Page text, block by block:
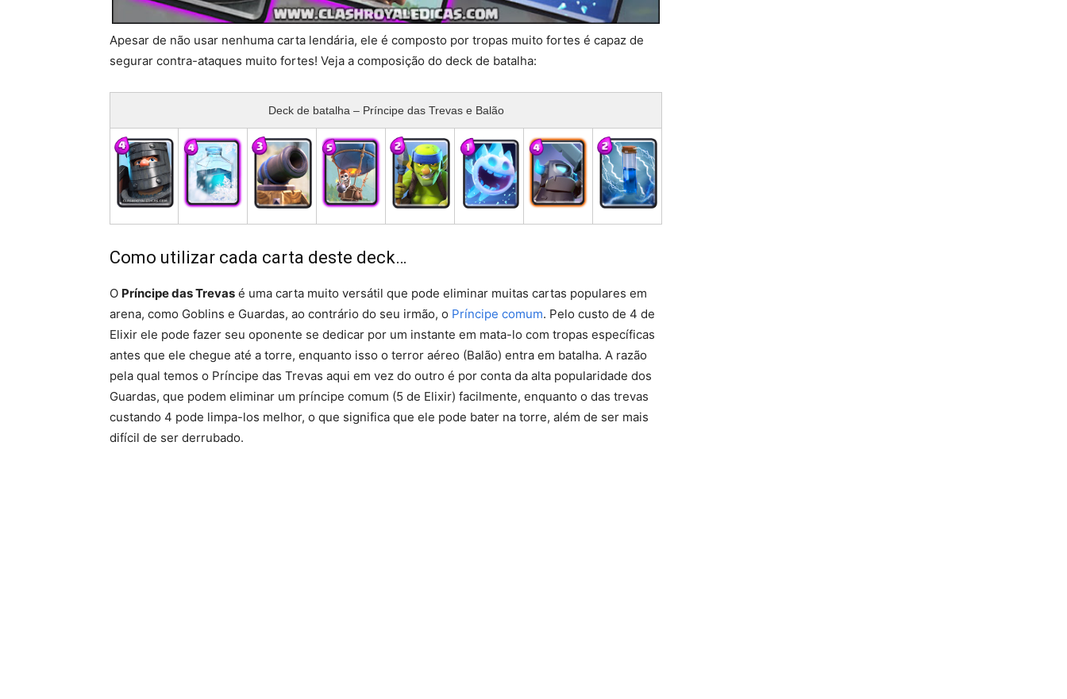
Apesar de não usar nenhuma carta lendária, ele é composto por tropas muito fortes é capaz de
segurar contra-ataques muito fortes! Veja a composição do deck de batalha:
Deck de batalha – Príncipe das Trevas e Balão
Como utilizar cada carta deste deck…
O Príncipe das Trevas é uma carta muito versátil que pode eliminar muitas cartas populares em
arena, como Goblins e Guardas, ao contrário do seu irmão, o Príncipe comum. Pelo custo de 4 de
Elixir ele pode fazer seu oponente se dedicar por um instante em mata-lo com tropas específicas
antes que ele chegue até a torre, enquanto isso o terror aéreo (Balão) entra em batalha. A razão
pela qual temos o Príncipe das Trevas aqui em vez do outro é por conta da alta popularidade dos
Guardas, que podem eliminar um príncipe comum (5 de Elixir) facilmente, enquanto o das trevas
custando 4 pode limpa-los melhor, o que significa que ele pode bater na torre, além de ser mais
difícil de ser derrubado.